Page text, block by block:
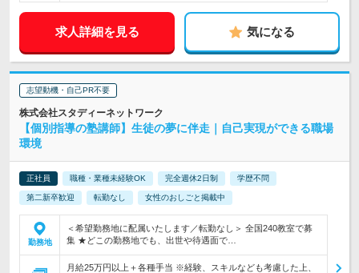
求人詳細を見る 気になる
志望動機・自己PR不要
株式会社スタディーネットワーク
【個別指導の塾講師】生徒の夢に伴走｜自己実現ができる職場
環境
正社員 職種・業種未経験OK 完全週休2日制 学歴不問
第二新卒歓迎 転勤なし 女性のおしごと掲載中
勤務地
＜希望勤務地に配属いたします／転勤なし＞ 全国240教室で募
集 ★どこの勤務地でも、出世や待遇面で…
月給25万円以上＋各種手当 ※経験、スキルなども考慮した上、